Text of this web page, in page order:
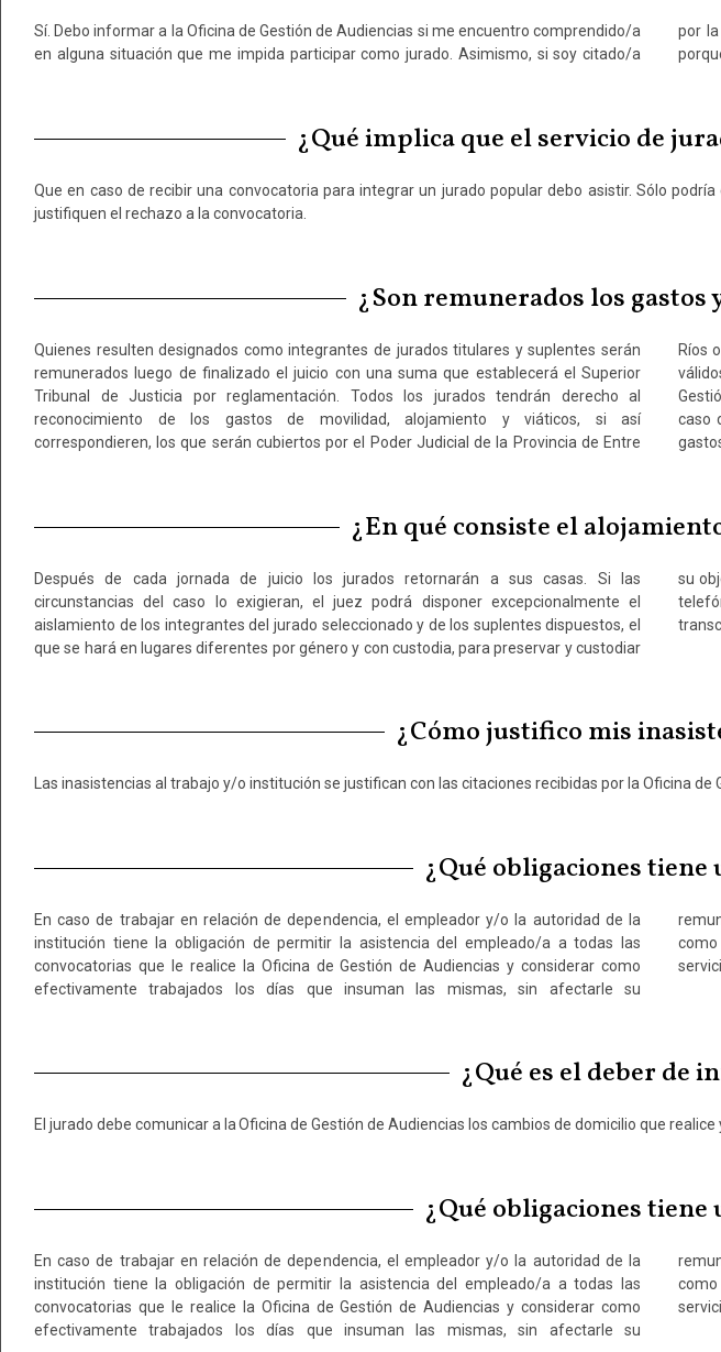
Sí. Debo informar a la Oficina de Gestión de Audiencias si me encuentro comprendido/a
en alguna situación que me impida participar como jurado. Asimismo, si soy citado/a
por la Oficina Judicial, debo presentarme ante el organismo judicial que me indique,
¿Qué implica que el servicio de
Que en caso de recibir una convocatoria para integrar un jurado popular debo asistir. Sólo
justifiquen el rechazo a la convocatoria.
¿Son remunerados los
Quienes resulten designados como integrantes de jurados titulares y suplentes serán
remunerados luego de finalizado el juicio con una suma que establecerá el Superior
Tribunal de Justicia por reglamentación. Todos los jurados tendrán derecho al
reconocimiento de los gastos de movilidad, alojamiento y viáticos, si así
correspondieren, los que serán cubiertos por el Poder Judicial de la Provincia de Entre
Ríos o resarcidos inmediatamente contra entrega de los comprobantes jurídicamente
válidos. Durante la realización de las audiencias en las que participe, la Oficina de
Gestión de Audiencias proveerá a los jurados de refrigerio y comida. Eventualmente, en
caso de residir en una localidad distinta a la del juicio por jurados, se le cubrirán los
¿En qué consiste el
Después de cada jornada de juicio los jurados retornarán a sus casas. Si las
circunstancias del caso lo exigieran, el juez podrá disponer excepcionalmente el
aislamiento de los integrantes del jurado seleccionado y de los suplentes dispuestos, el
que se hará en lugares diferentes por género y con custodia, para preservar y custodiar
su objetividad, ordenando además que no mantengan contacto con terceros, ni aún vía
telefónica, ni acceder a medios de comunicación o a redes sociales durante el
¿Cómo justifico mis
Las inasistencias al trabajo y/o institución se justifican con las citaciones recibidas por la Oficina
¿Qué obligaciones tiene
En caso de trabajar en relación de dependencia, el empleador y/o la autoridad de la
institución tiene la obligación de permitir la asistencia del empleado/a a todas las
convocatorias que le realice la Oficina de Gestión de Audiencias y considerar como
efectivamente trabajados los días que insuman las mismas, sin afectarle su
remuneración habitual y beneficios derivados del presentismo. Quien se desempeñe
como jurado tiene derecho a percibir su remuneración durante el tiempo que dure su
¿Qué es el deber de
El jurado debe comunicar a la Oficina de Gestión de Audiencias los cambios de domicilio que
¿Qué obligaciones tiene
En caso de trabajar en relación de dependencia, el empleador y/o la autoridad de la
institución tiene la obligación de permitir la asistencia del empleado/a a todas las
convocatorias que le realice la Oficina de Gestión de Audiencias y considerar como
efectivamente trabajados los días que insuman las mismas, sin afectarle su
remuneración habitual y beneficios derivados del presentismo. Quien se desempeñe
como jurado tiene derecho a percibir su remuneración durante el tiempo que dure su